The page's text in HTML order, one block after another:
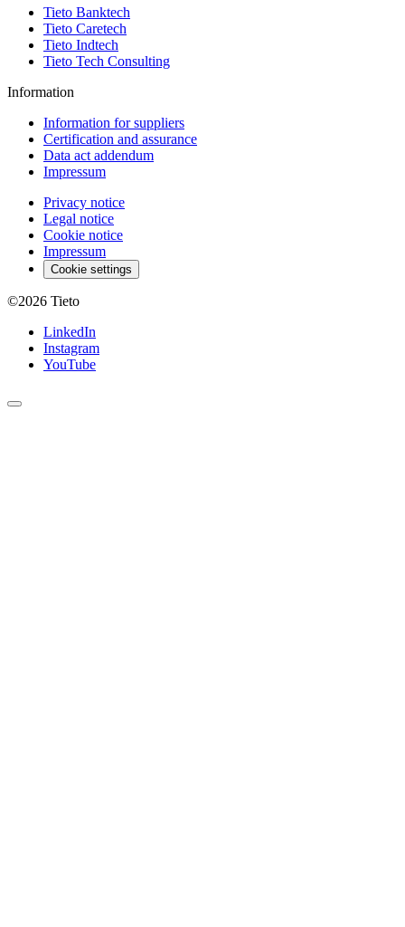
Tieto Banktech
Tieto Caretech
Tieto Indtech
Tieto Tech Consulting
Information
Information for suppliers
Certification and assurance
Data act addendum
Impressum
Privacy notice
Legal notice
Cookie notice
Impressum
Cookie settings
©2026 Tieto
LinkedIn
Instagram
YouTube